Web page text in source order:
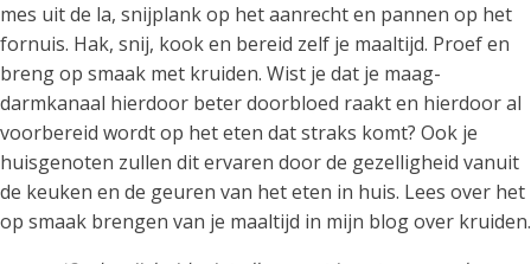
mes uit de la, snijplank op het aanrecht en pannen op het
fornuis. Hak, snij, kook en bereid zelf je maaltijd. Proef en
breng op smaak met kruiden. Wist je dat je maag-
darmkanaal hierdoor beter doorbloed raakt en hierdoor al
voorbereid wordt op het eten dat straks komt? Ook je
huisgenoten zullen dit ervaren door de gezelligheid vanuit
de keuken en de geuren van het eten in huis. Lees over het
op smaak brengen van je maaltijd in mijn blog over kruiden.